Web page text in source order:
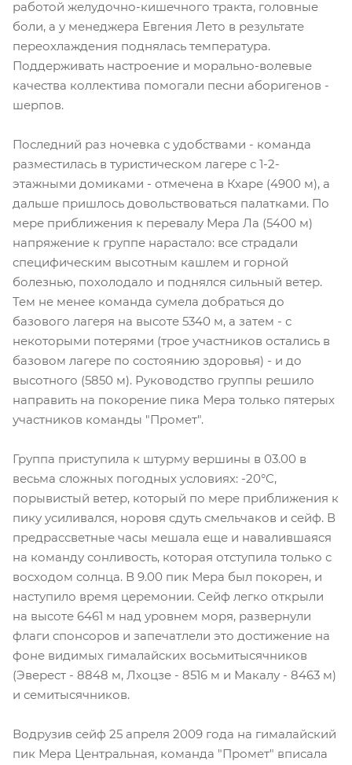
работой желудочно-кишечного тракта, головные
боли, а у менеджера Евгения Лето в результате
переохлаждения поднялась температура.
Поддерживать настроение и морально-волевые
качества коллектива помогали песни аборигенов -
шерпов.
Последний раз ночевка с удобствами - команда
разместилась в туристическом лагере с 1-2-
этажными домиками - отмечена в Кхаре (4900 м), а
дальше пришлось довольствоваться палатками. По
мере приближения к перевалу Мера Ла (5400 м)
напряжение к группе нарастало: все страдали
специфическим высотным кашлем и горной
болезнью, похолодало и поднялся сильный ветер.
Тем не менее команда сумела добраться до
базового лагеря на высоте 5340 м, а затем - с
некоторыми потерями (трое участников остались в
базовом лагере по состоянию здоровья) - и до
высотного (5850 м). Руководство группы решило
направить на покорение пика Мера только пятерых
участников команды "Промет".
Группа приступила к штурму вершины в 03.00 в
весьма сложных погодных условиях: -20°С,
порывистый ветер, который по мере приближения к
пику усиливался, норовя сдуть смельчаков и сейф. В
предрассветные часы мешала еще и навалившаяся
на команду сонливость, которая отступила только с
восходом солнца. В 9.00 пик Мера был покорен, и
наступило время церемонии. Сейф легко открыли
на высоте 6461 м над уровнем моря, развернули
флаги спонсоров и запечатлели это достижение на
фоне видимых гималайских восьмитысячников
(Эверест - 8848 м, Лхоцзе - 8516 м и Макалу - 8463 м)
и семитысячников.
Водрузив сейф 25 апреля 2009 года на гималайский
пик Мера Центральная, команда "Промет" вписала